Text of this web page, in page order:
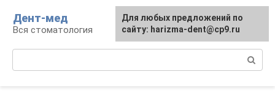
контенту
Дент-мед
Вся стоматология
Для любых предложений по
сайту: harizma-dent@cp9.ru